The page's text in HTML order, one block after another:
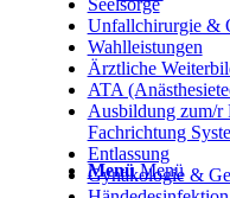
Menü Menü
Seelsorge
Unfallchirurgie &
Wahlleistungen
Ärztliche
ATA
Ausbildung zum/r
Fachrichtung
Entlassung
Gynäkologie &